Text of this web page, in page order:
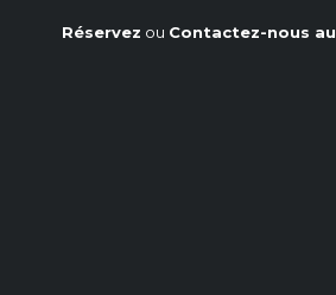
Réservez ou Contactez-nous au